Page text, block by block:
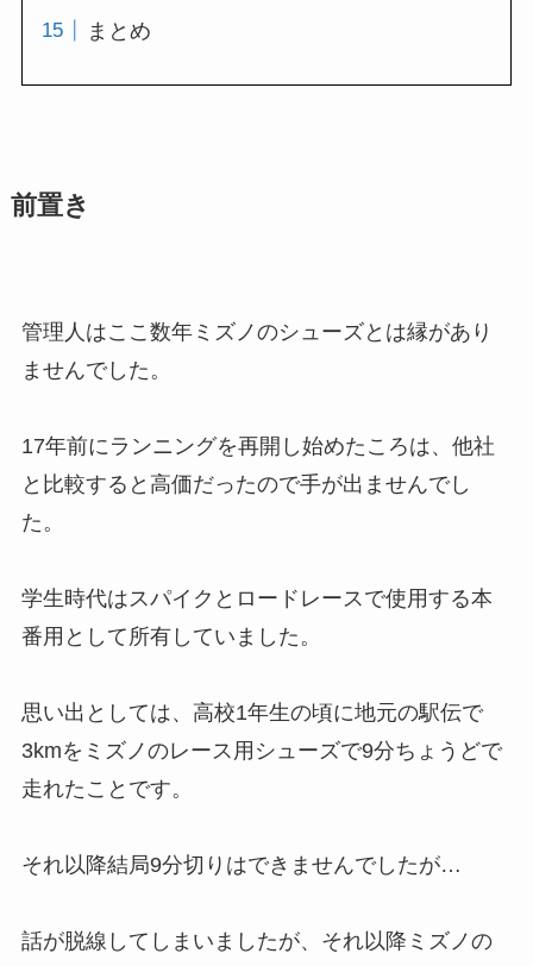
まとめ
前置き
管理人はここ数年ミズノのシューズとは縁があり
ませんでした。
17年前にランニングを再開し始めたころは、他社
と比較すると高価だったので手が出ませんでし
た。
学生時代はスパイクとロードレースで使用する本
番用として所有していました。
思い出としては、高校1年生の頃に地元の駅伝で
3kmをミズノのレース用シューズで9分ちょうどで
走れたことです。
それ以降結局9分切りはできませんでしたが…
話が脱線してしまいましたが、それ以降ミズノの